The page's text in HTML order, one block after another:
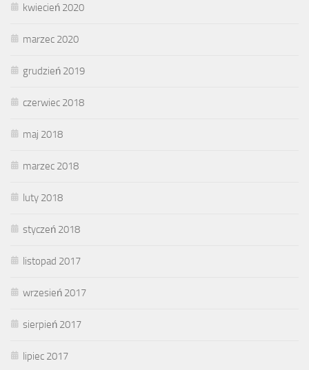
kwiecień 2020
marzec 2020
grudzień 2019
czerwiec 2018
maj 2018
marzec 2018
luty 2018
styczeń 2018
listopad 2017
wrzesień 2017
sierpień 2017
lipiec 2017